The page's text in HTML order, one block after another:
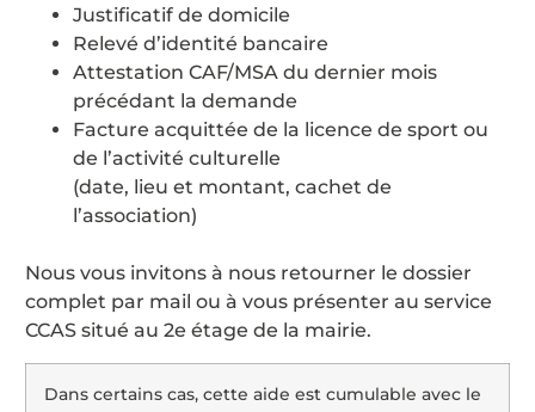
Justificatif de domicile
Relevé d’identité bancaire
Attestation CAF/MSA du dernier mois
précédant la demande
Facture acquittée de la licence de sport ou
de l’activité culturelle
(date, lieu et montant, cachet de
l’association)
Nous vous invitons à nous retourner le dossier
complet par mail ou à vous présenter au service
CCAS situé au 2e étage de la mairie.
Dans certains cas, cette aide est cumulable avec le